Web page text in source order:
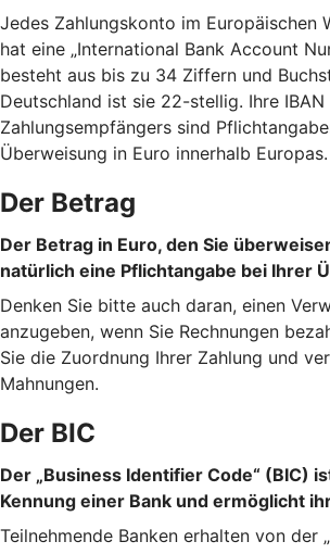
Jedes Zahlungskonto im Europäischen
hat eine „International Bank Account
besteht aus bis zu 34 Ziffern und
Deutschland ist sie 22-stellig. Ihre
Zahlungsempfängers sind
Überweisung in Euro innerhalb Europas.
Der Betrag
Der Betrag in Euro, den Sie
natürlich eine Pflichtangabe bei Ihrer
Denken Sie bitte auch daran, einen
anzugeben, wenn Sie Rechnungen
Sie die Zuordnung Ihrer Zahlung und
Mahnungen.
Der BIC
Der „Business Identifier Code“ (BIC)
Kennung einer Bank und ermöglicht
Teilnehmende Banken erhalten von der